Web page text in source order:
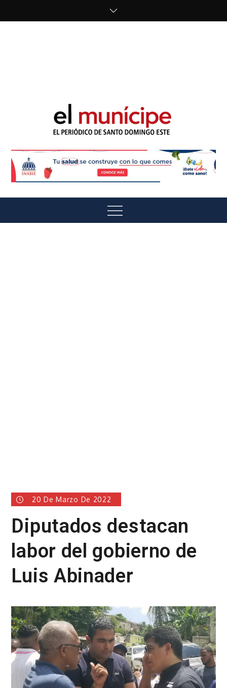
El Munícipe
Menu
20 De Marzo De 2022
Diputados destacan
labor del gobierno de
Luis Abinader